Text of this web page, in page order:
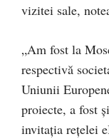
vizitei sale,
„Am fost la
respectivă
Uniunii
proiecte, a fost
invitaţia reţelei